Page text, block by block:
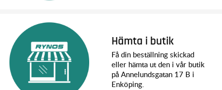
Hämta i butik
Få din beställning skickad
eller hämta ut den i vår butik
på Annelundsgatan 17 B i
Enköping.